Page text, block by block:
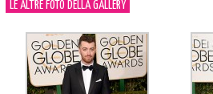
LE ALTRE FOTO DELLA GALLERY